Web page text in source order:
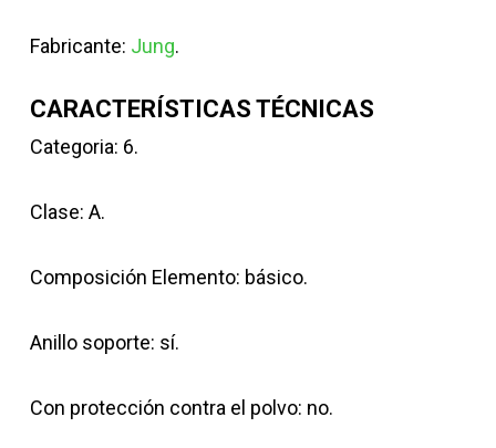
Fabricante: Jung.
CARACTERÍSTICAS TÉCNICAS
Categoria: 6.
Clase: A.
Composición Elemento: básico.
Anillo soporte: sí.
Con protección contra el polvo: no.